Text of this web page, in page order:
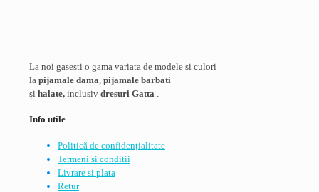
La noi gasesti o gama variata de modele si culori
la pijamale dama pijamale barbati
și halate, inclusiv dresuri Gatta
Info utile
Politică de confidențialitate
Termeni si conditii
Livrare si plata
Retur